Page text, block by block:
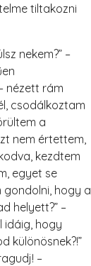
tiltakozni
nekem?” –
nézett rám
csodálkoztam
a
nem értettem,
kezdtem
egyet se
hogy a
helyett?” –
idáig, hogy
különösnek?!”
–